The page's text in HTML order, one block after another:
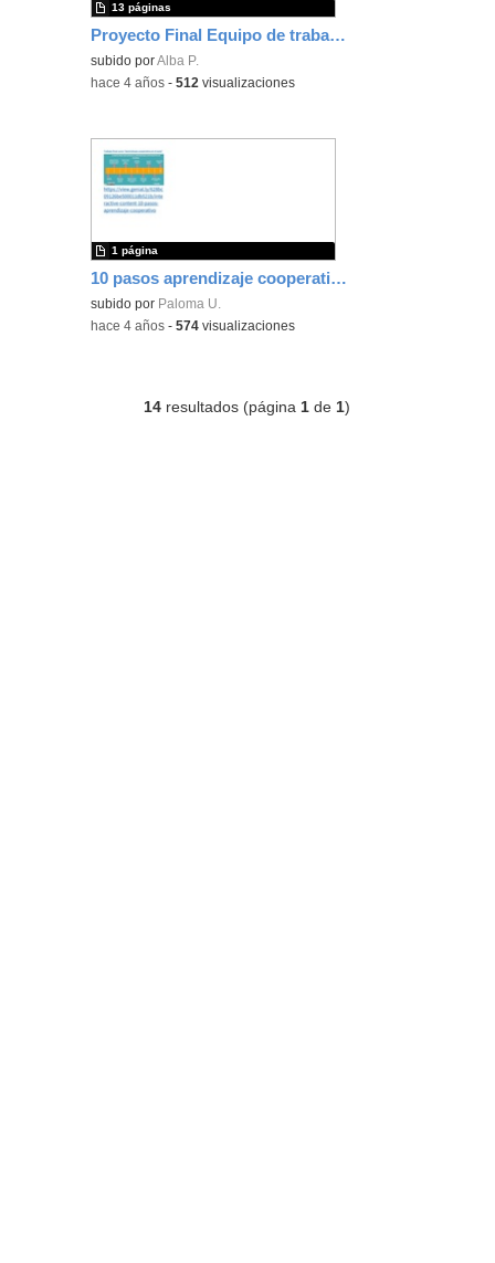
Proyecto Final Equipo de trabajo F1
subido porAlba P.
13 páginas
-hace 4 años -512 visualizaciones
10 pasos aprendizaje cooperativo - grupo G5
subido por Paloma U.
1 página
-hace 4 años -574 visualizaciones
14 resultados (página 1 de 1)